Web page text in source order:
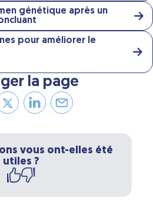
génétique après un
pour améliorer le
la page
vous ont-elles été
utiles ?